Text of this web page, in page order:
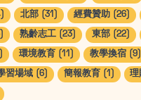
北部 (31) 經費贊助 (26)
熟齡志工 (23) 東部 (22)
環境教育 (11) 教學換宿 (9)
習場域 (6) 簡報教育 (1) 理